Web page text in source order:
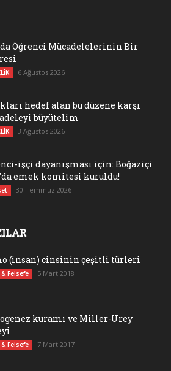
Öğrenci Mücadelelerinin Bir
6 Ağustos 2026
hedef alan bu düzene karşı
büyütelim
3 Ağustos 2026
işçi dayanışması için: Boğaziçi
emek komitesi kuruldu!
30 Temmuz 2026
(insan) cinsinin çeşitli türleri
Felsefe 5 Mart 2018
kuramı ve Miller-Urey
Felsefe 7 Mart 2017